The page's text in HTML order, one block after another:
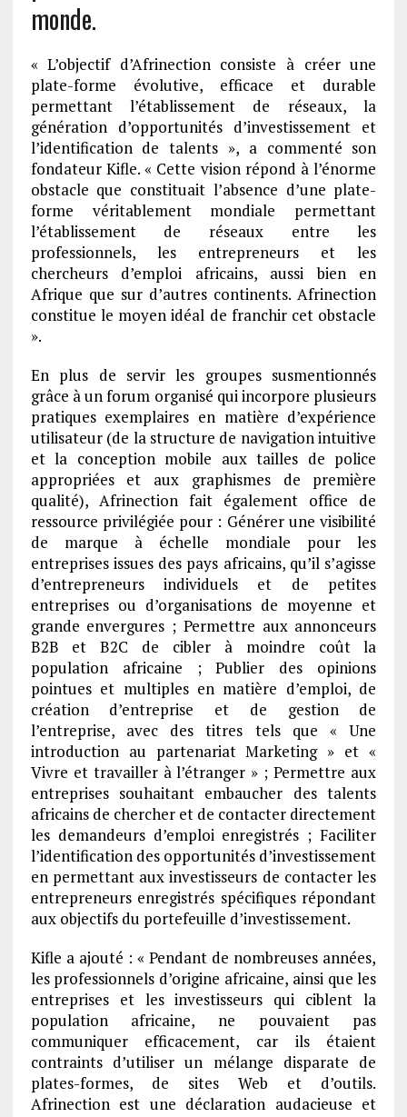
monde.
« L’objectif d’Afrinection consiste à créer une
plate-forme évolutive, efficace et durable
permettant l’établissement de réseaux, la
génération d’opportunités d’investissement et
l’identification de talents », a commenté son
fondateur Kifle. « Cette vision répond à l’énorme
obstacle que constituait l’absence d’une plate-
forme véritablement mondiale permettant
l’établissement de réseaux entre les
professionnels, les entrepreneurs et les
chercheurs d’emploi africains, aussi bien en
Afrique que sur d’autres continents. Afrinection
constitue le moyen idéal de franchir cet obstacle
».
En plus de servir les groupes susmentionnés
grâce à un forum organisé qui incorpore plusieurs
pratiques exemplaires en matière d’expérience
utilisateur (de la structure de navigation intuitive
et la conception mobile aux tailles de police
appropriées et aux graphismes de première
qualité), Afrinection fait également office de
ressource privilégiée pour : Générer une visibilité
de marque à échelle mondiale pour les
entreprises issues des pays africains, qu’il s’agisse
d’entrepreneurs individuels et de petites
entreprises ou d’organisations de moyenne et
grande envergures ; Permettre aux annonceurs
B2B et B2C de cibler à moindre coût la
population africaine ; Publier des opinions
pointues et multiples en matière d’emploi, de
création d’entreprise et de gestion de
l’entreprise, avec des titres tels que « Une
introduction au partenariat Marketing » et «
Vivre et travailler à l’étranger » ; Permettre aux
entreprises souhaitant embaucher des talents
africains de chercher et de contacter directement
les demandeurs d’emploi enregistrés ; Faciliter
l’identification des opportunités d’investissement
en permettant aux investisseurs de contacter les
entrepreneurs enregistrés spécifiques répondant
aux objectifs du portefeuille d’investissement.
Kifle a ajouté : « Pendant de nombreuses années,
les professionnels d’origine africaine, ainsi que les
entreprises et les investisseurs qui ciblent la
population africaine, ne pouvaient pas
communiquer efficacement, car ils étaient
contraints d’utiliser un mélange disparate de
plates-formes, de sites Web et d’outils.
Afrinection est une déclaration audacieuse et